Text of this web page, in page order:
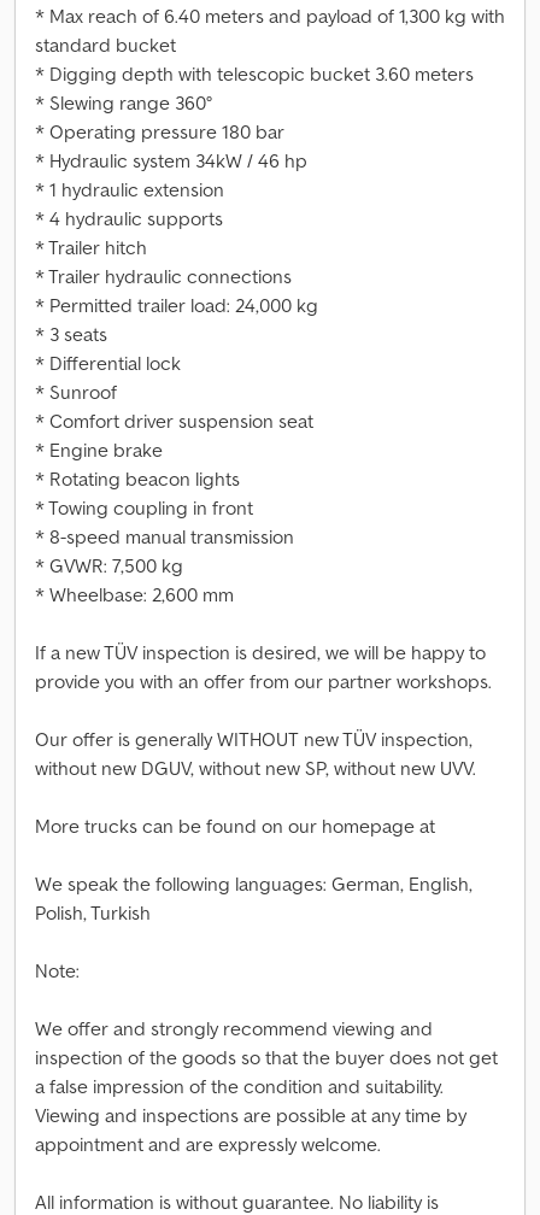
* Max reach of 6.40 meters and payload of 1,300 kg with
standard bucket
* Digging depth with telescopic bucket 3.60 meters
* Slewing range 360°
* Operating pressure 180 bar
* Hydraulic system 34kW / 46 hp
* 1 hydraulic extension
* 4 hydraulic supports
* Trailer hitch
* Trailer hydraulic connections
* Permitted trailer load: 24,000 kg
* 3 seats
* Differential lock
* Sunroof
* Comfort driver suspension seat
* Engine brake
* Rotating beacon lights
* Towing coupling in front
* 8-speed manual transmission
* GVWR: 7,500 kg
* Wheelbase: 2,600 mm
If a new TÜV inspection is desired, we will be happy to
provide you with an offer from our partner workshops.
Our offer is generally WITHOUT new TÜV inspection,
without new DGUV, without new SP, without new UVV.
More trucks can be found on our homepage at
We speak the following languages: German, English,
Polish, Turkish
Note:
We offer and strongly recommend viewing and
inspection of the goods so that the buyer does not get
a false impression of the condition and suitability.
Viewing and inspections are possible at any time by
appointment and are expressly welcome.
All information is without guarantee. No liability is